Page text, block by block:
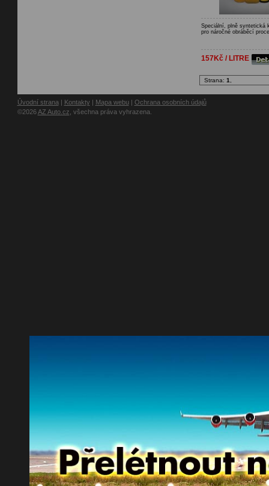
Speciální, plně syntetická
pro náročné obráběcí
157Kč / LITRE
Strana: 1
Úvodní strana | Kontakty | Mapa webu| Ochrana osobních údajů
©2026AZ Auto.cz , všechna práva vyhrazena.